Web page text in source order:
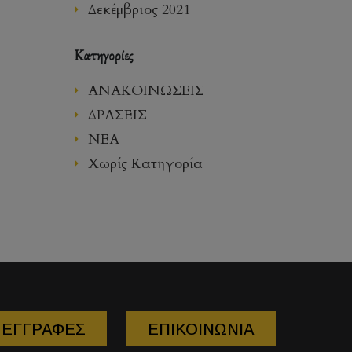
Δεκέμβριος 2021
Kατηγορίες
ΑΝΑΚΟΙΝΩΣΕΙΣ
ΔΡΑΣΕΙΣ
ΝΕΑ
Χωρίς Κατηγορία
ΕΠΙΚΟΙΝΩΝΙΑ
ΕΓΓΡΑΦΕΣ